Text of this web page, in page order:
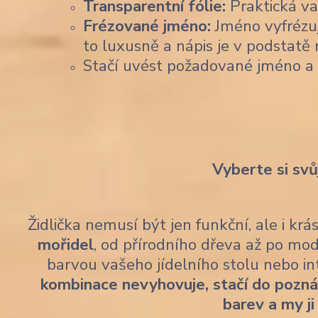
Transparentní fólie: Praktická
Frézované jméno:Jméno
to luxusně a nápis je v podstatě
Stačí uvést požadované jméno
Vyberte si
Židlička nemusí být jen funkční, ale i
mořidel, od přírodního dřeva až po
barvou vašeho jídelního stolu nebo
kombinace nevyhovuje, stačí do
barev a my